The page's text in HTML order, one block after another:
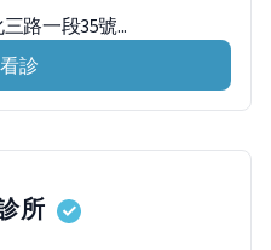
路一段35號...
診
所